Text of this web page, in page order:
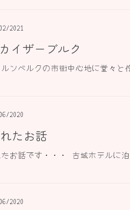
2021
イザーブルク
ンベルクの市街中心地に堂々
2020
たお話
お話です・・・ 古城ホテルに
2020